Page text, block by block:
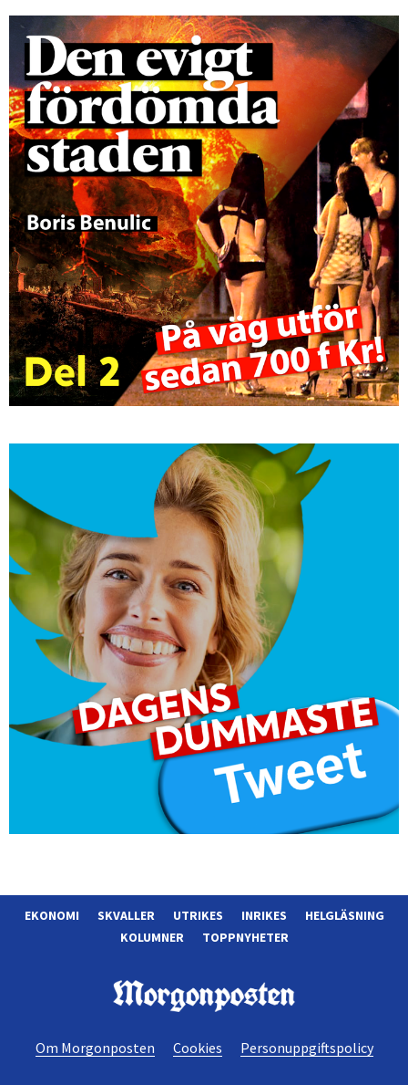
EKONOMI SKVALLER UTRIKES INRIKES
HELGLÄSNING
KOLUMNER
TOPPNYHETER
Om Morgonposten Cookies Personuppgiftspolicy